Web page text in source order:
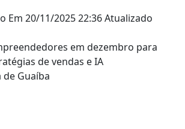
Em 20/11/2025 22:36Atualizado
Guaíba